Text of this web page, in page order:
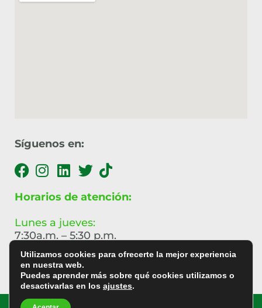
Síguenos en:
Horarios de atención:
Lunes a jueves:
7:30a.m. – 5:30 p.m.
Viernes:
7:30a.m. – 4:30 p.m.
Utilizamos cookies para ofrecerte la mejor experiencia
en nuestra web.
Puedes aprender más sobre qué cookies utilizamos o
desactivarlas en los ajustes.